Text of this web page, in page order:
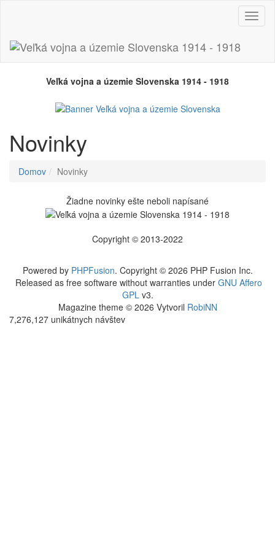
Veľká vojna a územie Slovenska 1914 - 1918
Novinky
Domov Novinky
Žiadne novinky ešte neboli napísané
Copyright © 2013-2022
Powered by PHPFusion. Copyright © 2026 PHP Fusion Inc.
Released as free software without warranties under GNU Affero
GPLv3.
Magazine theme © 2026 Vytvoril RobiNN
7,276,127 unikátnych návštev